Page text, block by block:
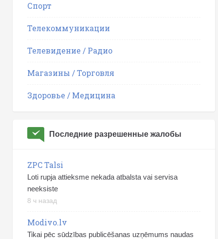
Спорт
Телекоммуникации
Телевидение / Радио
Магазины / Торговля
Здоровье / Медицина
Последние разрешенные жалобы
ZPC Talsi
Loti rupja attieksme nekada atbalsta vai servisa
neeksiste
8 ч назад
Modivo.lv
Tikai pēc sūdzības publicēšanas uzņēmums naudas